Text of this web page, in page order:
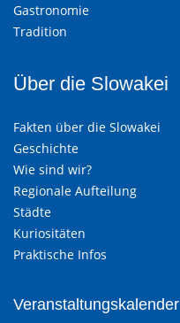
Gastronomie
Tradition
Über die Slowakei
Fakten über die Slowakei
Geschichte
Wie sind wir?
Regionale Aufteilung
Städte
Kuriositäten
Praktische Infos
Veranstaltungskalender